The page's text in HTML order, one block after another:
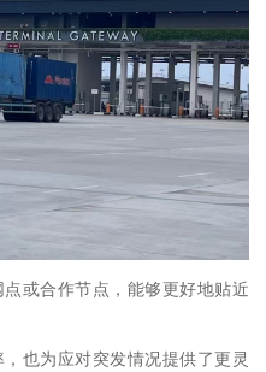
或合作节点，能够更好地贴近
也为应对突发情况提供了更灵